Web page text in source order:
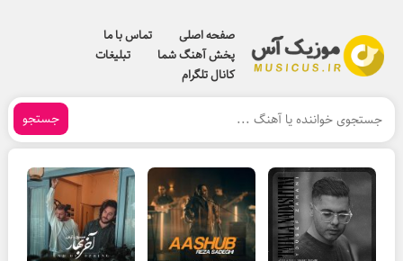
صفحه اصلی
تماس با ما
پخش آهنگ شما
تبلیغات
کانال تلگرام
جستجو